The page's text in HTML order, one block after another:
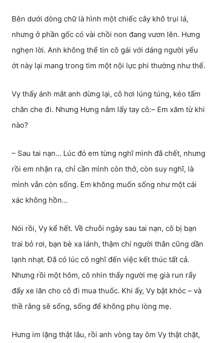
Bên dưới dòng chữ là hình một chiếc cây khô trụi lá,
nhưng ở phần gốc có vài chồi non đang vươn lên. Hưng
nghẹn lời. Anh không thể tin cô gái với dáng người yếu
ớt này lại mang trong tim một nội lực phi thường như thế.
Vy thấy ánh mắt anh dừng lại, cô hơi lúng túng, kéo tấm
chăn che đi. Nhưng Hưng nắm lấy tay cô:– Em xăm từ khi
nào?
– Sau tai nạn… Lúc đó em từng nghĩ mình đã chết, nhưng
rồi em nhận ra, chỉ cần mình còn thở, còn suy nghĩ, là
mình vẫn còn sống. Em không muốn sống như một cái
xác không hồn…
Nói rồi, Vy kể hết. Về chuỗi ngày sau tai nạn, cô bị bạn
trai bỏ rơi, bạn bè xa lánh, thậm chí người thân cũng dần
lạnh nhạt. Đã có lúc cô nghĩ đến việc kết thúc tất cả.
Nhưng rồi một hôm, cô nhìn thấy người mẹ già run rẩy
đẩy xe lăn cho cô đi mua thuốc. Khi ấy, Vy bật khóc – và
thề rằng sẽ sống, sống để không phụ lòng mẹ.
Hưng im lặng thật lâu, rồi anh vòng tay ôm Vy thật chặt,